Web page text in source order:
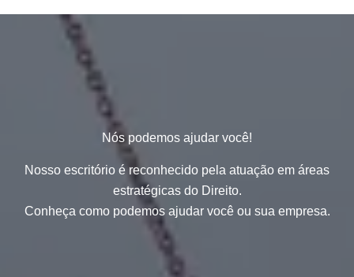
Nós podemos ajudar você!
Nosso escritório é reconhecido pela atuação em áreas
estratégicas do Direito.
Conheça como podemos ajudar você ou sua empresa.